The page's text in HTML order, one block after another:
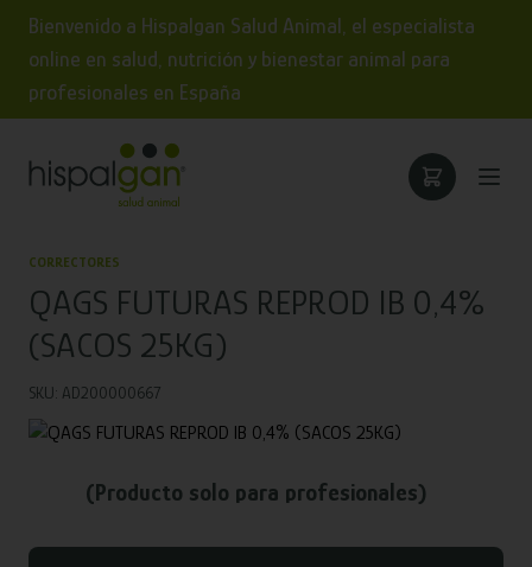
Bienvenido a Hispalgan Salud Animal, el especialista
online en salud, nutrición y bienestar animal para
profesionales en España
CORRECTORES
QAGS FUTURAS REPROD IB 0,4%
(SACOS 25KG)
SKU: AD200000667
(Producto solo para profesionales)